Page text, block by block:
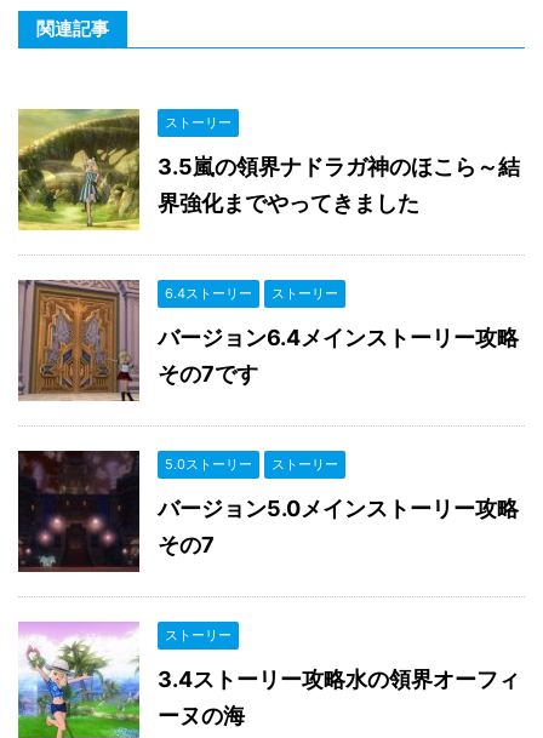
関連記事
ストーリー
3.5嵐の領界ナドラガ神のほこら～結
界強化までやってきました
6.4ストーリー ストーリー
バージョン6.4メインストーリー攻略
その7です
5.0ストーリー ストーリー
バージョン5.0メインストーリー攻略
その7
ストーリー
3.4ストーリー攻略水の領界オーフィ
ーヌの海